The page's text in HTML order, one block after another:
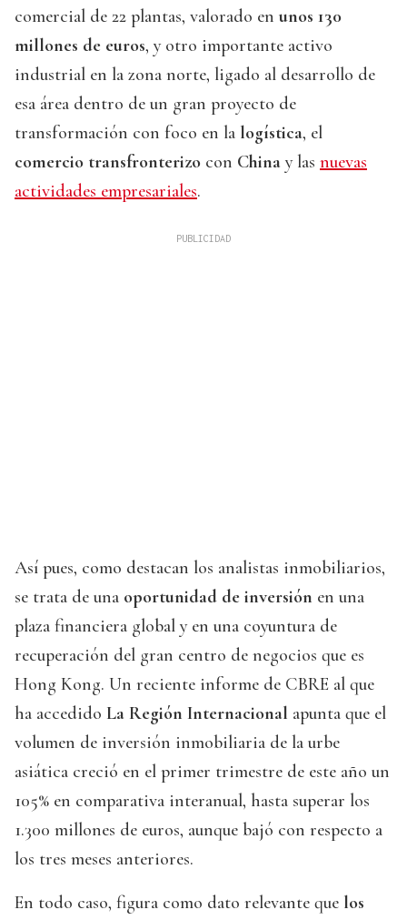
comercial de 22 plantas, valorado en unos 130
millones de euros, y otro importante activo
industrial en la zona norte, ligado al desarrollo de
esa área dentro de un gran proyecto de
transformación con foco en la logística, el
comercio transfronterizo con China y las nuevas
actividades empresariales.
Así pues, como destacan los analistas inmobiliarios,
se trata de una oportunidad de inversión en una
plaza financiera global y en una coyuntura de
recuperación del gran centro de negocios que es
Hong Kong. Un reciente informe de CBRE al que
ha accedido La Región Internacional apunta que el
volumen de inversión inmobiliaria de la urbe
asiática creció en el primer trimestre de este año un
105% en comparativa interanual, hasta superar los
1.300 millones de euros, aunque bajó con respecto a
los tres meses anteriores.
En todo caso, figura como dato relevante que los